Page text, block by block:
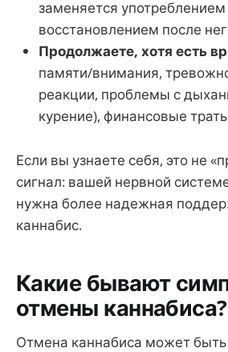
заменяется
восстановлением после
Продолжаете, хотя есть
памяти/внимания,
реакции, проблемы с
курение), финансовые
Если вы узнаете себя, это не
сигнал: вашей нервной
нужна более надежная
каннабис.
Какие бывают
отмены каннабиса?
Отмена каннабиса может